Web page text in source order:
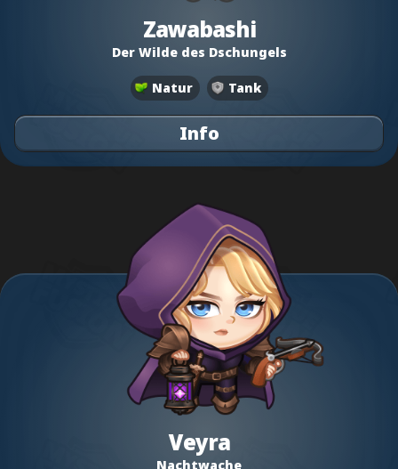
Zawabashi
Der Wilde des Dschungels
Natur Tank
Info
Veyra
Nachtwache